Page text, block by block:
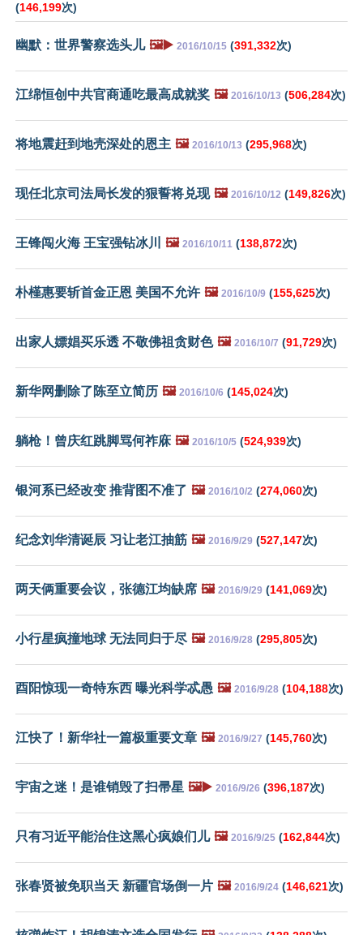
(146,199次)
幽默：世界警察选头儿 🖼️▶️ 2016/10/15 (391,332次)
江绵恒创中共官商通吃最高成就奖 🖼️ 2016/10/13 (506,284次)
将地震赶到地壳深处的恩主 🖼️ 2016/10/13 (295,968次)
现任北京司法局长发的狠誓将兑现 🖼️ 2016/10/12 (149,826次)
王锋闯火海 王宝强钻冰川 🖼️ 2016/10/11 (138,872次)
朴槿惠要斩首金正恩 美国不允许 🖼️ 2016/10/9 (155,625次)
出家人嫖娼买乐透 不敬佛祖贪财色 🖼️ 2016/10/7 (91,729次)
新华网删除了陈至立简历 🖼️ 2016/10/6 (145,024次)
躺枪！曾庆红跳脚骂何祚庥 🖼️ 2016/10/5 (524,939次)
银河系已经改变 推背图不准了 🖼️ 2016/10/2 (274,060次)
纪念刘华清诞辰 习让老江抽筋 🖼️ 2016/9/29 (527,147次)
两天俩重要会议，张德江均缺席 🖼️ 2016/9/29 (141,069次)
小行星疯撞地球 无法同归于尽 🖼️ 2016/9/28 (295,805次)
酉阳惊现一奇特东西 曝光科学忒愚 🖼️ 2016/9/28 (104,188次)
江快了！新华社一篇极重要文章 🖼️ 2016/9/27 (145,760次)
宇宙之迷！是谁销毁了扫帚星 🖼️▶️ 2016/9/26 (396,187次)
只有习近平能治住这黑心疯娘们儿 🖼️ 2016/9/25 (162,844次)
张春贤被免职当天 新疆官场倒一片 🖼️ 2016/9/24 (146,621次)